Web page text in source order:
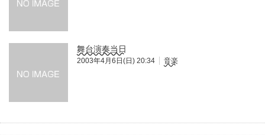
舞台演奏当日
2003年4月6日(日) 20:34 音楽